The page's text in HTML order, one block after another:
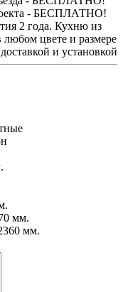
- БЕСПЛАТНО!
2 года. Кухню из
цвете и размере
и установкой
мм.
мм.